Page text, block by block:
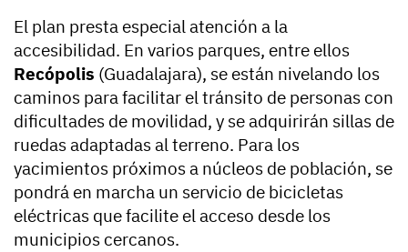
El plan presta especial atención a la
accesibilidad. En varios parques, entre ellos
Recópolis (Guadalajara), se están nivelando los
caminos para facilitar el tránsito de personas con
dificultades de movilidad, y se adquirirán sillas de
ruedas adaptadas al terreno. Para los
yacimientos próximos a núcleos de población, se
pondrá en marcha un servicio de bicicletas
eléctricas que facilite el acceso desde los
municipios cercanos.